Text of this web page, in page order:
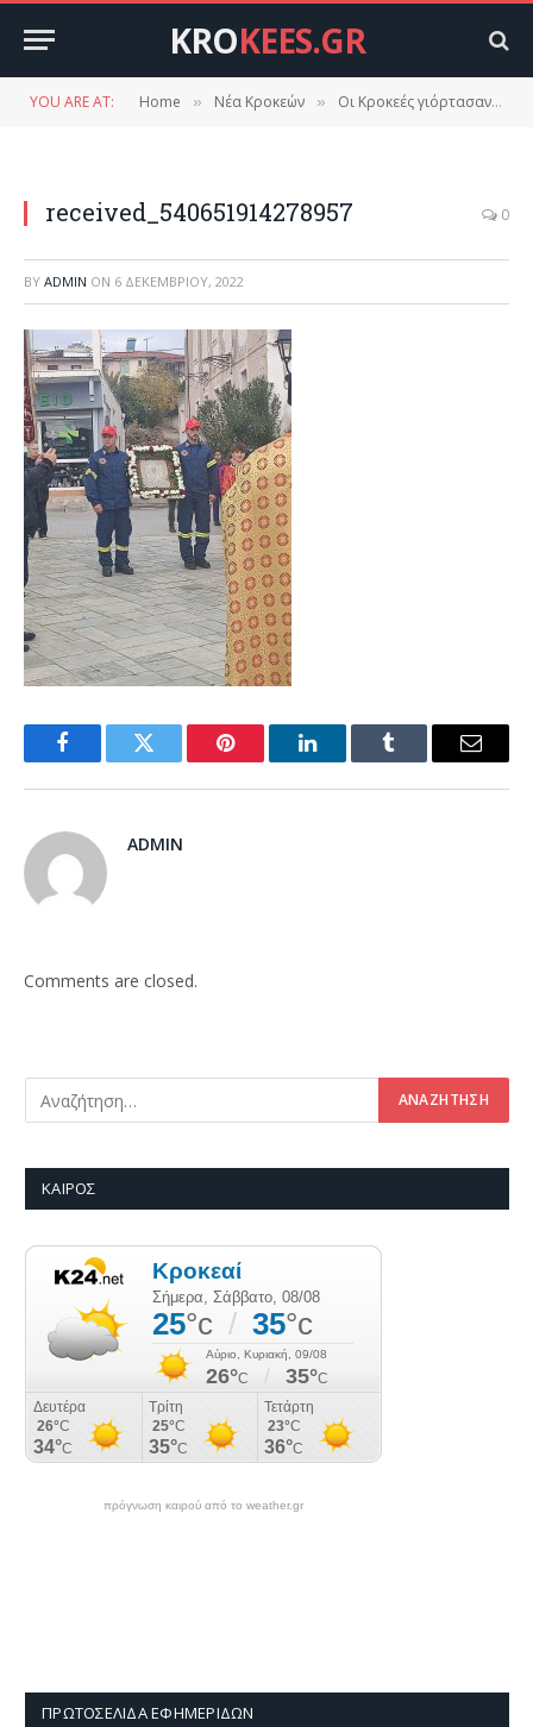
KROKEES.GR
YOU ARE AT: Home » Νέα Κροκεών » Οι Κροκεές γιόρτασαν τον πολιούχο τους Άγιο Νικόλαο.
received_540651914278957 0
BY ADMIN ON 6 ΔΕΚΕΜΒΡΊΟΥ, 2022
FacebookTwitter Pinterest LinkedInTumblr Email
ADMIN
Comments are closed.
ΚΑΙΡΌΣ
πρόγνωση καιρού από το weather.gr
ΠΡΩΤΟΣΈΛΙΔΑ ΕΦΗΜΕΡΊΔΩΝ